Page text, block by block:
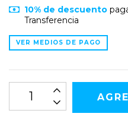
10% de descuento
Transferencia
VER MEDIOS DE PAGO